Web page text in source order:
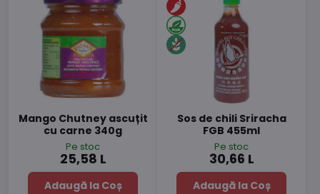
Mango Chutney ascuțit
cu carne 340g
Pe stoc
25,58 L
Adaugă la Coș
Sos de chili Sriracha
FGB 455ml
Pe stoc
30,66 L
Adaugă la Coș